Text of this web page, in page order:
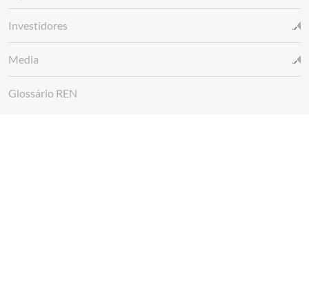
Investidores
Media
Glossário REN